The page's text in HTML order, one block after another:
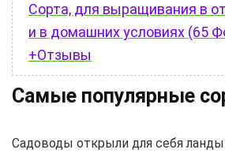
Сорта, для выращивания в
и в домашних условиях (65
+Отзывы
Самые популярные
Садоводы открыли для себя